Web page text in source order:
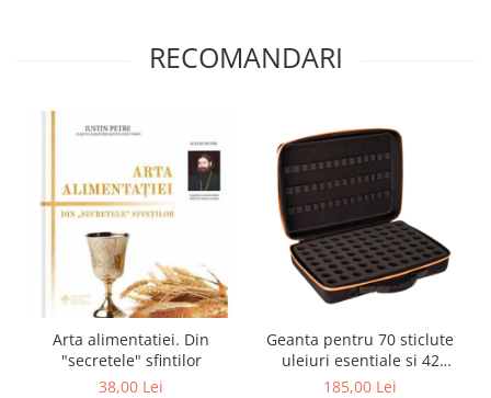
RECOMANDARI
Arta alimentatiei. Din
"secretele" sfintilor
38,00 Lei
Geanta pentru 70 sticlute
uleiuri esentiale si 42
rollon-uri
185,00 Lei